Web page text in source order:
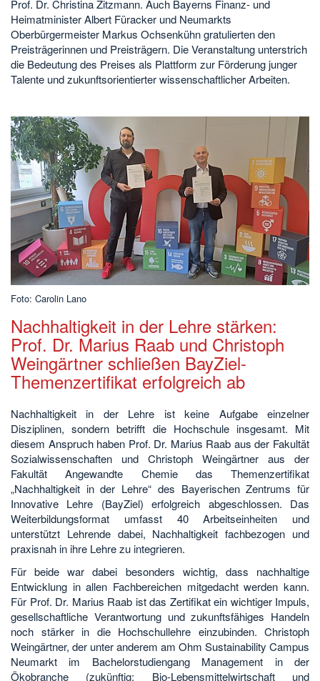
Prof. Dr. Christina Zitzmann. Auch Bayerns Finanz- und
Heimatminister Albert Füracker und Neumarkts
Oberbürgermeister Markus Ochsenkühn gratulierten den
Preisträgerinnen und Preisträgern. Die Veranstaltung unterstrich
die Bedeutung des Preises als Plattform zur Förderung junger
Talente und zukunftsorientierter wissenschaftlicher Arbeiten.
Foto: Carolin Lano
Nachhaltigkeit in der Lehre stärken:
Prof. Dr. Marius Raab und Christoph
Weingärtner schließen BayZiel-
Themenzertifikat erfolgreich ab
Nachhaltigkeit in der Lehre ist keine Aufgabe einzelner
Disziplinen, sondern betrifft die Hochschule insgesamt. Mit
diesem Anspruch haben Prof. Dr. Marius Raab aus der Fakultät
Sozialwissenschaften und Christoph Weingärtner aus der
Fakultät Angewandte Chemie das Themenzertifikat
„Nachhaltigkeit in der Lehre“ des Bayerischen Zentrums für
Innovative Lehre (BayZiel) erfolgreich abgeschlossen. Das
Weiterbildungsformat umfasst 40 Arbeitseinheiten und
unterstützt Lehrende dabei, Nachhaltigkeit fachbezogen und
praxisnah in ihre Lehre zu integrieren.
Für beide war dabei besonders wichtig, dass nachhaltige
Entwicklung in allen Fachbereichen mitgedacht werden kann.
Für Prof. Dr. Marius Raab ist das Zertifikat ein wichtiger Impuls,
gesellschaftliche Verantwortung und zukunftsfähiges Handeln
noch stärker in die Hochschullehre einzubinden. Christoph
Weingärtner, der unter anderem am Ohm Sustainability Campus
Neumarkt im Bachelorstudiengang Management in der
Ökobranche (zukünftig: Bio-Lebensmittelwirtschaft und